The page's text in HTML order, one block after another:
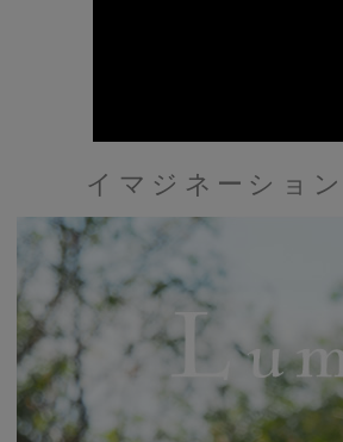
イマジネーショ